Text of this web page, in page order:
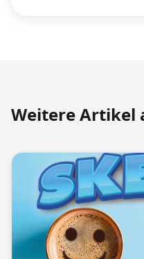
Weitere Artikel